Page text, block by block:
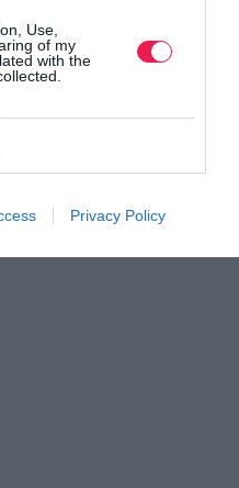
Use,
of my
with the
Privacy Policy